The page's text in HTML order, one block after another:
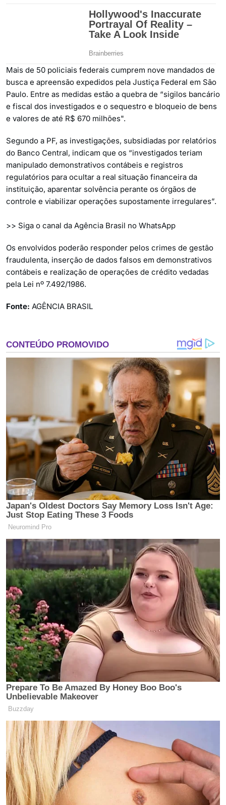
Mais de 50 policiais federais cumprem nove mandados de
busca e apreensão expedidos pela Justiça Federal em São
Paulo. Entre as medidas estão a quebra de “sigilos bancário
e fiscal dos investigados e o sequestro e bloqueio de bens
e valores de até R$ 670 milhões".
Segundo a PF, as investigações, subsidiadas por relatórios
do Banco Central, indicam que os “investigados teriam
manipulado demonstrativos contábeis e registros
regulatórios para ocultar a real situação financeira da
instituição, aparentar solvência perante os órgãos de
controle e viabilizar operações supostamente irregulares”.
>> Siga o canal da Agência Brasil no WhatsApp
Os envolvidos poderão responder pelos crimes de gestão
fraudulenta, inserção de dados falsos em demonstrativos
contábeis e realização de operações de crédito vedadas
pela Lei nº 7.492/1986.
Fonte: AGÊNCIA BRASIL